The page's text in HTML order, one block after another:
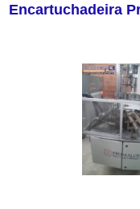
Encartuchadeira